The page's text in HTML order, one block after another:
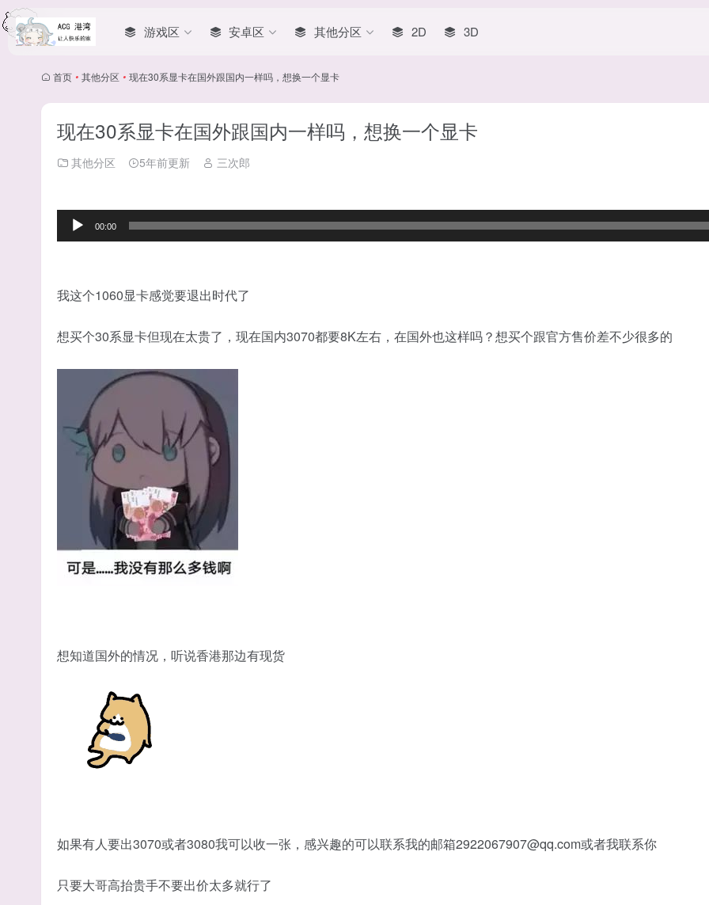
游戏区 安卓区 其他分区 2D 3D
首页 • 其他分区 • 现在30系显卡在国外跟国内一样吗，想换一个显卡
现在30系显卡在国外跟国内一样吗，想换一个显卡
其他分区 5年前更新 三次郎
频
器
00:00
我这个1060显卡感觉要退出时代了
想买个30系显卡但现在太贵了，现在国内3070都要8K左右，在国外也这样吗？想买个跟官方售价差不少很多的
想知道国外的情况，听说香港那边有现货
如果有人要出3070或者3080我可以收一张，感兴趣的可以联系我的邮箱2922067907@qq.com或者我联系你
只要大哥高抬贵手不要出价太多就行了